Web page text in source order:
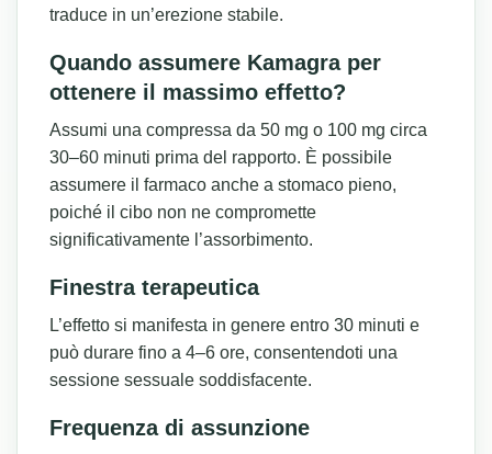
traduce in un’erezione stabile.
Quando assumere Kamagra per
ottenere il massimo effetto?
Assumi una compressa da 50 mg o 100 mg circa
30–60 minuti prima del rapporto. È possibile
assumere il farmaco anche a stomaco pieno,
poiché il cibo non ne compromette
significativamente l’assorbimento.
Finestra terapeutica
L’effetto si manifesta in genere entro 30 minuti e
può durare fino a 4–6 ore, consentendoti una
sessione sessuale soddisfacente.
Frequenza di assunzione